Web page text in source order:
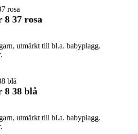
8 37 rosa
utmärkt till bl.a. babyplagg.
8 38 blå
utmärkt till bl.a. babyplagg.